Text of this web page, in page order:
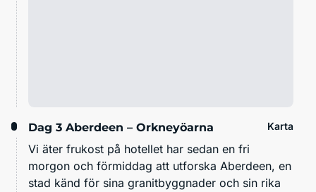
Dag 3 Aberdeen – Orkneyöarna Karta
Vi äter frukost på hotellet har sedan en fri
morgon och förmiddag att utforska Aberdeen, en
stad känd för sina granitbyggnader och sin rika